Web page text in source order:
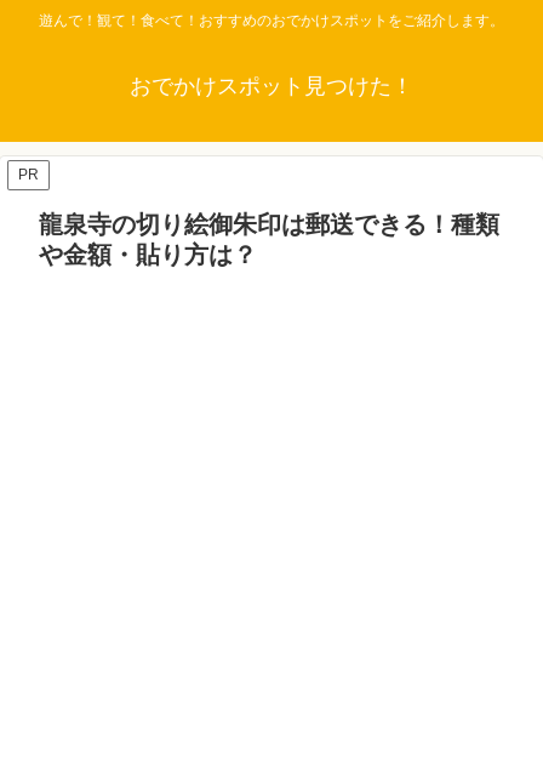
遊んで！観て！食べて！おすすめのおでかけスポットをご紹介します。
おでかけスポット見つけた！
PR
龍泉寺の切り絵御朱印は郵送できる！種類
や金額・貼り方は？